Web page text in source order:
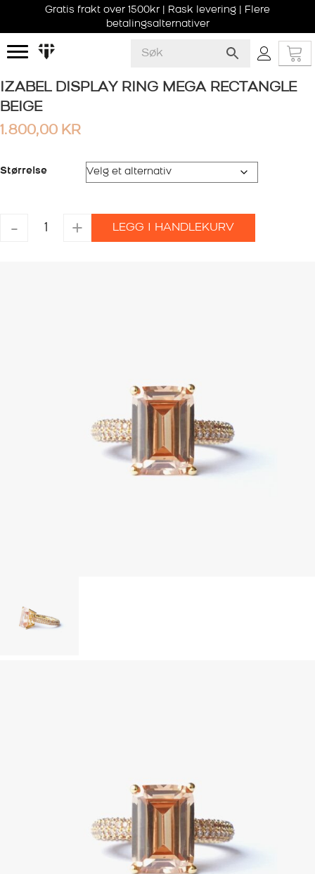
Gratis frakt over 1500kr | Rask levering | Flere
betalingsalternativer
IZABEL DISPLAY RING MEGA RECTANGLE
BEIGE
1.800,00 KR
Størrelse
-
IZABEL
DISPLAY
+ LEGG I HANDLEKURV